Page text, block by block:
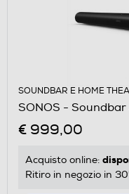
SOUNDBAR E HOME
SONOS - Soundbar
€ 999,00
Acquisto online:
Ritiro in negozio in